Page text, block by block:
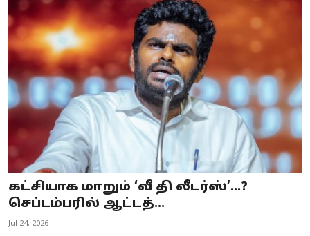
கட்சியாக மாறும் ‘வீ தி லீடர்ஸ்’...?
செப்டம்பரில் ஆட்டத்...
Jul 24, 2026